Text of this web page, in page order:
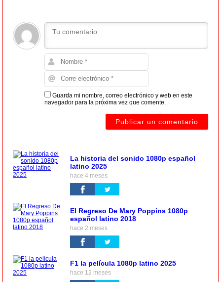
Guarda mi nombre, correo electrónico y web en este
navegador para la próxima vez que comente.
La historia del sonido 1080p español
latino 2025
hace 4 meses
El Regreso De Mary Poppins 1080p
español latino 2018
hace 2 meses
F1 la película 1080p latino 2025
hace 12 meses